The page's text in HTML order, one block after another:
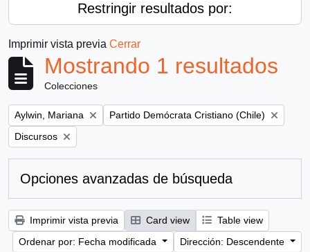
Restringir resultados por:
Imprimir vista previa Cerrar
Mostrando 1 resultados
Colecciones
Remove filter:
Aylwin, Mariana Remove filter:
Partido Demócrata Cristiano (Chile)
Remove filter:
Discursos
Opciones avanzadas de búsqueda
Imprimir vista previa Card view
Table view
Ordenar por: Fecha modificada
Dirección: Descendente